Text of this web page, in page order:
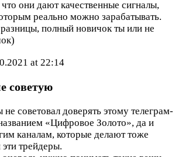
они дают качественные сигналы,
реально можно зарабатывать.
полный новичок ты или не
at 22:14
советую
советовал доверять этому телеграм-
«Цифровое Золото», да и
каналам, которые делают тоже
трейдеры.